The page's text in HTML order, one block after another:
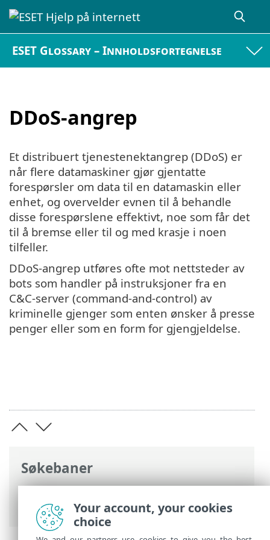
ESET Glossary – Innholdsfortegnelse
DDoS-angrep
Søkebaner
Fjernangrep > DDoS-angrep
Et distribuert tjenestenektangrep (DDoS) er
når flere datamaskiner gjør gjentatte
forespørsler om data til en datamaskin eller
enhet, og overvelder evnen til å behandle
disse forespørslene effektivt, noe som får det
til å bremse eller til og med krasje i noen
tilfeller.
DDoS-angrep utføres ofte mot nettsteder av
bots som handler på instruksjoner fra en
C&C-server (command-and-control) av
kriminelle gjenger som enten ønsker å presse
penger eller som en form for gjengjeldelse.
Your account, your cookies
choice